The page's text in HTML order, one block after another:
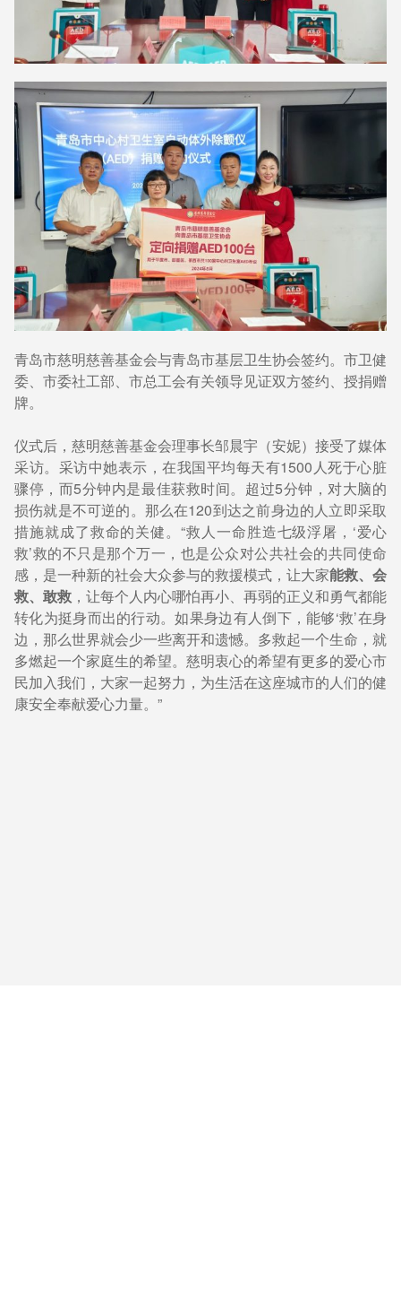
青岛市慈明慈善基金会与青岛市基层卫生协会签约。市卫健
委、市委社工部、市总工会有关领导见证双方签约、授捐赠
牌。
仪式后，慈明慈善基金会理事长邹晨宇（安妮）接受了媒体
采访。采访中她表示，在我国平均每天有1500人死于心脏
骤停，而5分钟内是最佳获救时间。超过5分钟，对大脑的
损伤就是不可逆的。那么在120到达之前身边的人立即采取
措施就成了救命的关健。“救人一命胜造七级浮屠，‘爱心
救’救的不只是那个万一，也是公众对公共社会的共同使命
感，是一种新的社会大众参与的救援模式，让大家能救、会
救、敢救 ，让每个人内心哪怕再小、再弱的正义和勇气都能
转化为挺身而出的行动。如果身边有人倒下，能够‘救’在身
边，那么世界就会少一些离开和遗憾。多救起一个生命，就
多燃起一个家庭生的希望。慈明衷心的希望有更多的爱心市
民加入我们，大家一起努力，为生活在这座城市的人们的健
康安全奉献爱心力量。”